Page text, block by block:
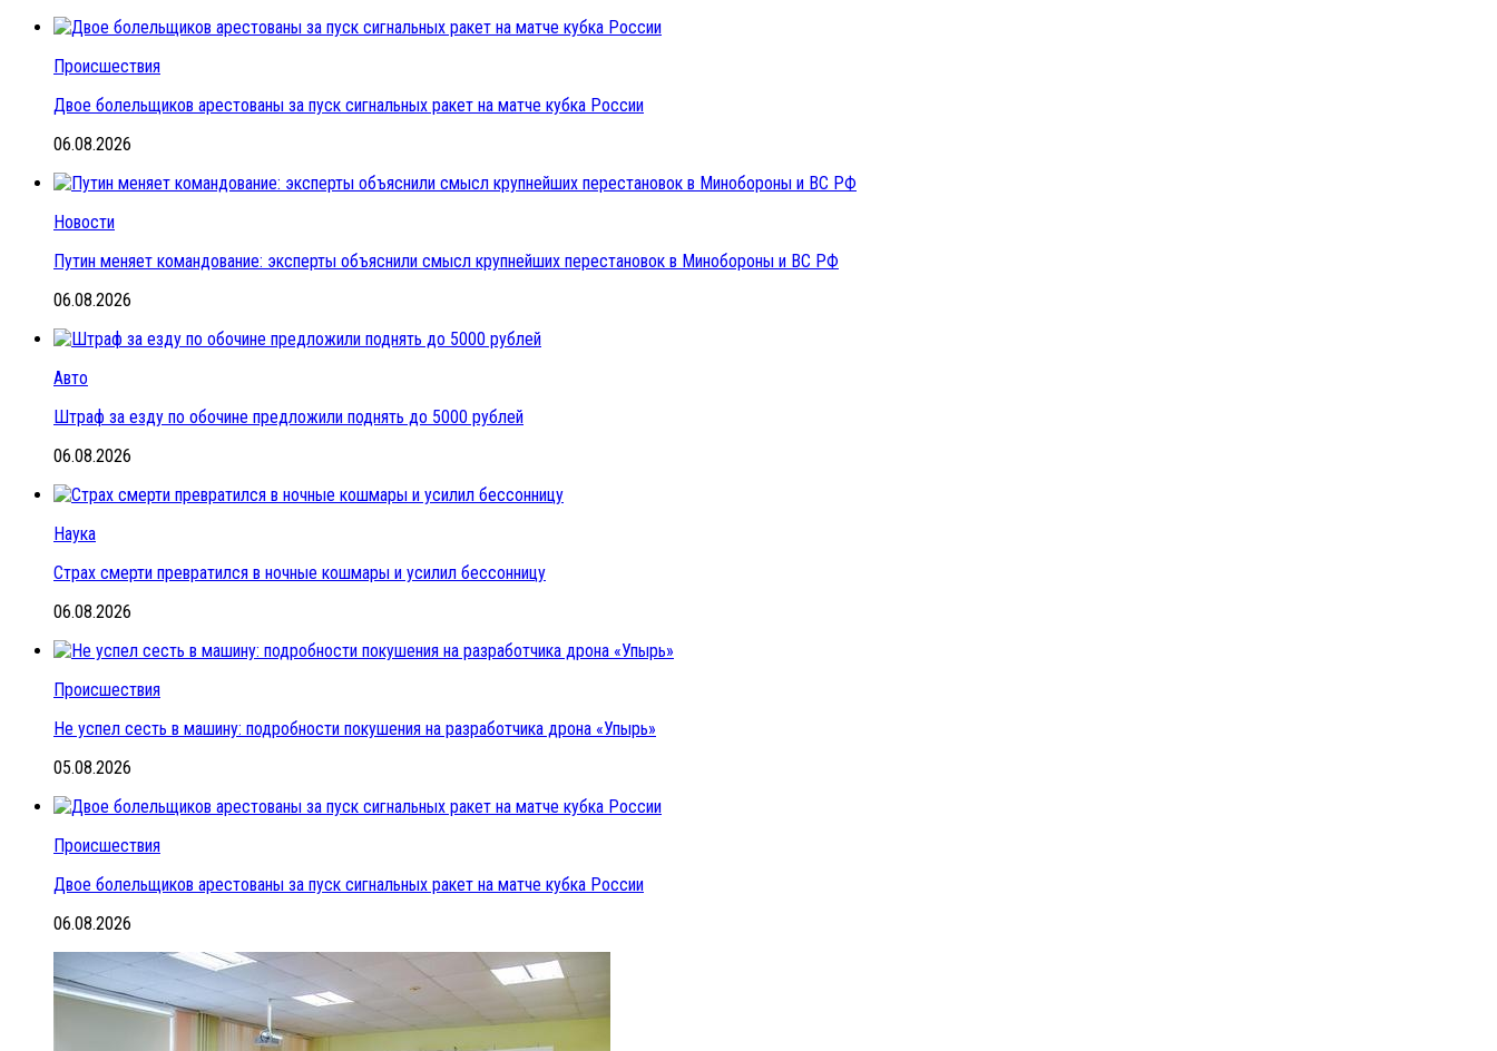
Происшествия
Двое болельщиков арестованы за пуск сигнальных ракет на матче кубка России
06.08.2026
Новости
Путин меняет командование: эксперты объяснили смысл крупнейших перестановок в Минобороны и ВС РФ
06.08.2026
Авто
Штраф за езду по обочине предложили поднять до 5000 рублей
06.08.2026
Наука
Страх смерти превратился в ночные кошмары и усилил бессонницу
06.08.2026
Происшествия
Не успел сесть в машину: подробности покушения на разработчика дрона «Упырь»
05.08.2026
Происшествия
Двое болельщиков арестованы за пуск сигнальных ракет на матче кубка России
06.08.2026